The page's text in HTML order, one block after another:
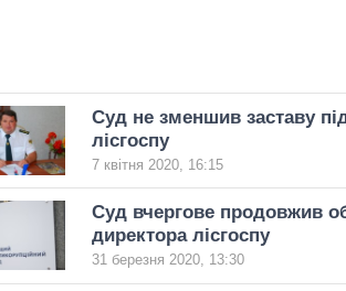
Суд не зменшив заставу
лісгоспу
7 квітня 2020, 16:15
Суд вчергове продовжив
директора лісгоспу
31 березня 2020, 13:30